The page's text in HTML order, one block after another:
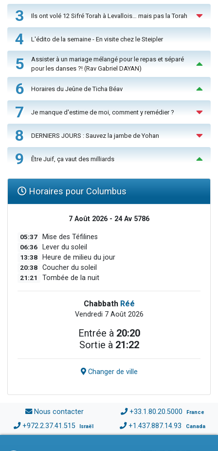
3 Ils ont volé 12 Sifré Torah à Levallois… mais pas la Torah
4 L'édito de la semaine - En visite chez le Steipler
5
Assister à un mariage mélangé pour le repas et séparé
pour les danses ?! (Rav Gabriel DAYAN)
6 Horaires du Jeûne de Ticha Béav
7 Je manque d'estime de moi, comment y remédier ?
8 DERNIERS JOURS : Sauvez la jambe de Yohan
9 Être Juif, ça vaut des milliards
Horaires pour Columbus
7 Août 2026 - 24 Av 5786
05:37 Mise des Téfilines
06:36 Lever du soleil
13:38 Heure de milieu du jour
20:38 Coucher du soleil
21:21 Tombée de la nuit
Chabbath Réé
Vendredi 7 Août 2026
Entrée à 20:20
Sortie à 21:22
Changer de ville
Nous contacter +33.1.80.20.5000 France
+972.2.37.41.515 Israël +1.437.887.14.93 Canada